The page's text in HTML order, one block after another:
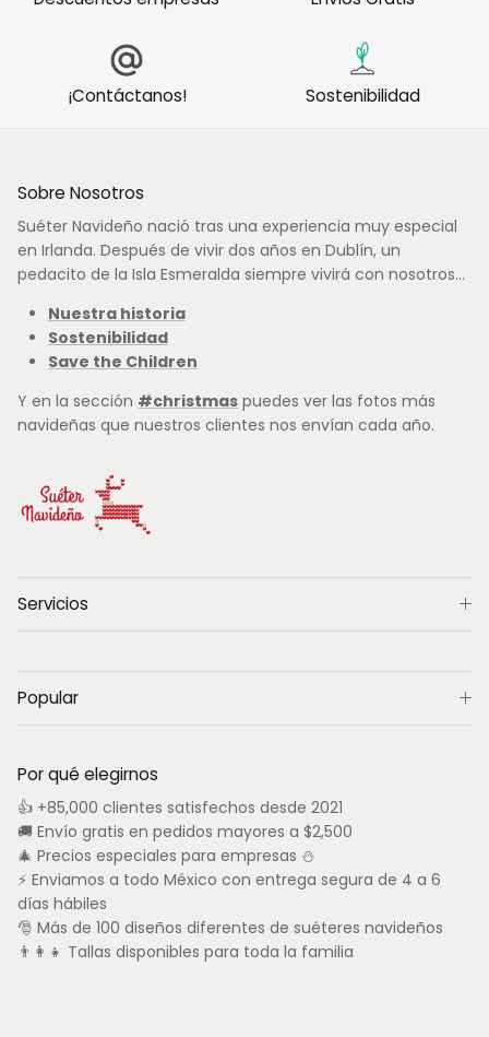
¡Contáctanos! Sostenibilidad
Sobre Nosotros
Suéter Navideño nació tras una experiencia muy especial
en Irlanda. Después de vivir dos años en Dublín, un
pedacito de la Isla Esmeralda siempre vivirá con nosotros...
Nuestra historia
Sostenibilidad
Save the Children
Y en la sección #christmas puedes ver las fotos más
navideñas que nuestros clientes nos envían cada año.
Servicios
Popular
Por qué elegirnos
👍 +85,000 clientes satisfechos desde 2021
🚚 Envío gratis en pedidos mayores a $2,500
🎄 Precios especiales para empresas ⛄
⚡ Enviamos a todo México con entrega segura de 4 a 6
días hábiles
🎅 Más de 100 diseños diferentes de suéteres navideños
👨‍👩‍👧 Tallas disponibles para toda la familia